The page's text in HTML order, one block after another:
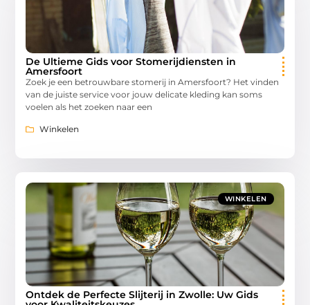
De Ultieme Gids voor Stomerijdiensten in
Amersfoort
Zoek je een betrouwbare stomerij in Amersfoort? Het vinden
van de juiste service voor jouw delicate kleding kan soms
voelen als het zoeken naar een
Winkelen
WINKELEN
Ontdek de Perfecte Slijterij in Zwolle: Uw Gids